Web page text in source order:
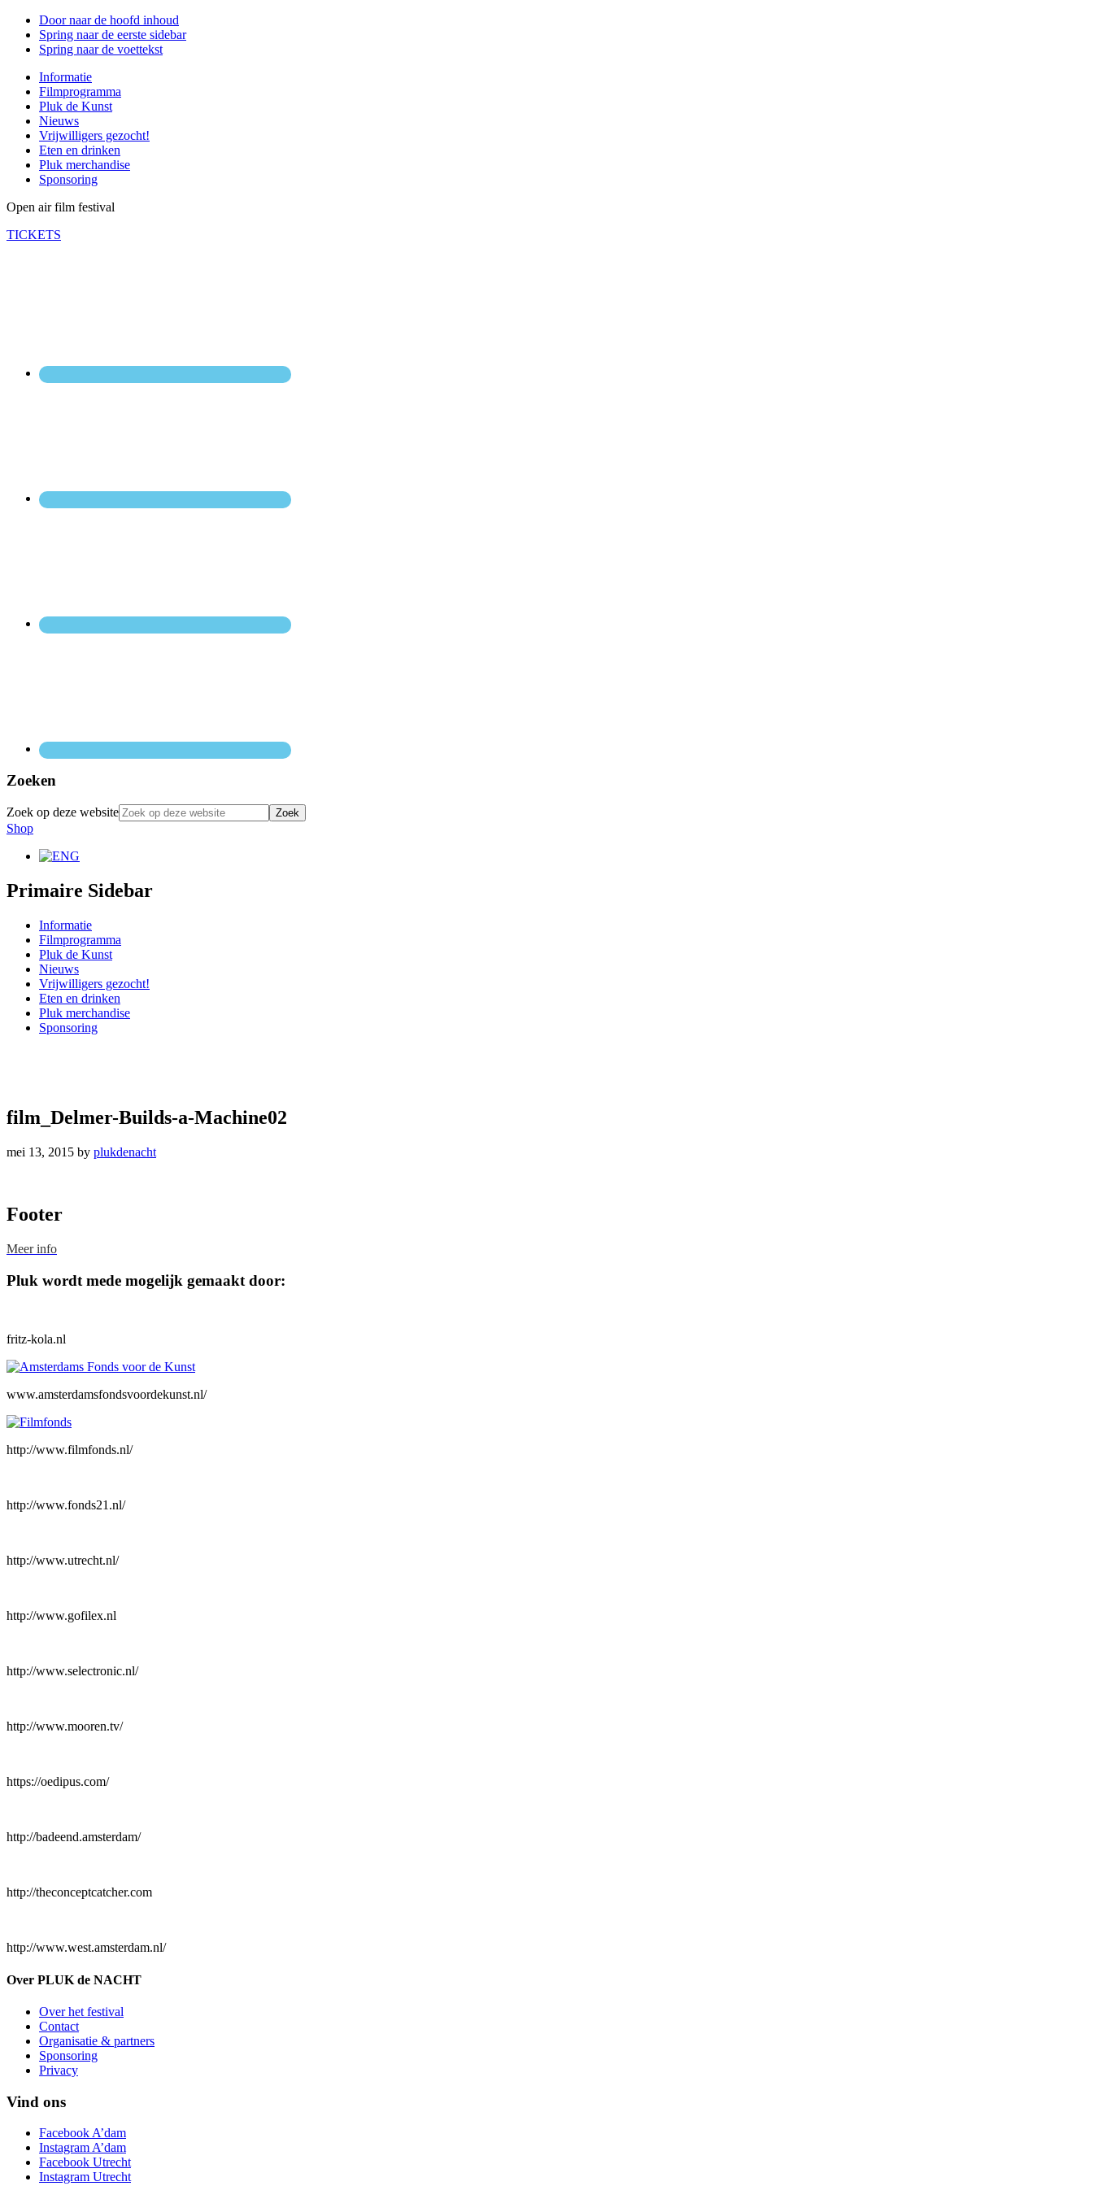
Door naar de hoofd inhoud
Spring naar de eerste sidebar
Spring naar de voettekst
Informatie
Filmprogramma
Pluk de Kunst
Nieuws
Vrijwilligers gezocht!
Eten en drinken
Pluk merchandise
Sponsoring
Open air film festival
TICKETS
Zoeken
Zoek op deze website
Shop
Primaire Sidebar
Informatie
Filmprogramma
Pluk de Kunst
Nieuws
Vrijwilligers gezocht!
Eten en drinken
Pluk merchandise
Sponsoring
film_Delmer-Builds-a-Machine02
mei 13, 2015 by plukdenacht
Footer
Meer info
Pluk wordt mede mogelijk gemaakt door:
fritz-kola.nl
www.amsterdamsfondsvoordekunst.nl/
http://www.filmfonds.nl/
http://www.fonds21.nl/
http://www.utrecht.nl/
http://www.gofilex.nl
http://www.selectronic.nl/
http://www.mooren.tv/
https://oedipus.com/
http://badeend.amsterdam/
http://theconceptcatcher.com
http://www.west.amsterdam.nl/
Over PLUK de NACHT
Over het festival
Contact
Organisatie & partners
Sponsoring
Privacy
Vind ons
Facebook A’dam
Instagram A’dam
Facebook Utrecht
Instagram Utrecht